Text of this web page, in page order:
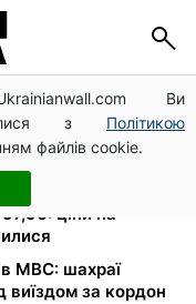
Ви
з Політикою
файлів cookie.
до 50%:
заяви на
ціни на
МВС: шахраї
виїздом за кордон